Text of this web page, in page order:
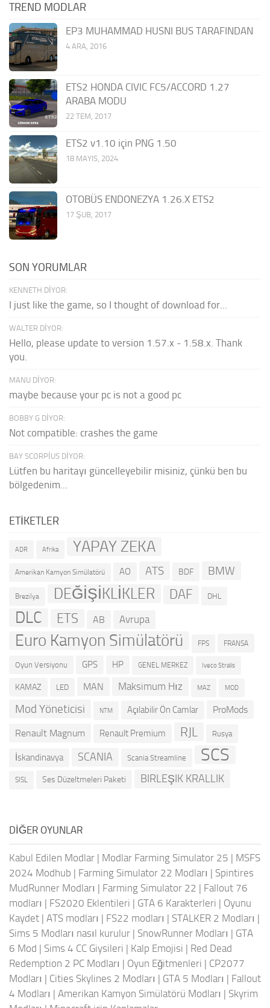
TREND MODLAR
EP3 MUHAMMAD HUSNI BUS TARAFINDAN
4 ARA, 2016
ETS2 HONDA CIVIC FC5/ACCORD 1.27
ARABA MODU
22 TEM, 2017
ETS2 v1.10 için PNG 1.50
18 MAYIS, 2024
OTOBÜS ENDONEZYA 1.26.X ETS2
17 ŞUB, 2017
SON YORUMLAR
KENNETH DIYOR:
I just like the game, so I thought of download for...
WALTER DIYOR:
Hello, please update to version 1.57.x - 1.58.x. Thank
you.
MANU DIYOR:
maybe because your pc is not a good pc
BOBBY G DIYOR:
Not compatible: crashes the game
BAY SCORPIUS DIYOR:
Lütfen bu haritayı güncelleyebilir misiniz, çünkü ben bu
bölgedenim...
ETIKETLER
ADR Afrika YAPAY ZEKA
Amerikan Kamyon Simülatörü AO ATS BDF BMW
Brezilya DEĞİŞİKLİKLER DAF DHL
DLC ETS AB Avrupa
Euro Kamyon Simülatörü FPS FRANSA
Oyun Versiyonu GPS HP GENEL MERKEZ Iveco Stralis
KAMAZ LED MAN Maksimum Hız MAZ MOD
Mod Yöneticisi NTM Açılabilir Ön Camlar ProMods
Renault Magnum Renault Premium RJL Rusya
İskandinavya SCANIA Scania Streamline SCS
SISL Ses Düzeltmeleri Paketi BIRLEŞIK KRALLIK
DIĞER OYUNLAR
Kabul Edilen Modlar | Modlar Farming Simulator 25 | MSFS
2024 Modhub | Farming Simulator 22 Modları | Spintires
MudRunner Modları | Farming Simulator 22 | Fallout 76
modları | FS2020 Eklentileri | GTA 6 Karakterleri | Oyunu
Kaydet | ATS modları | FS22 modları | STALKER 2 Modları |
Sims 5 Modları nasıl kurulur | SnowRunner Modları | GTA
6 Mod | Sims 4 CC Giysileri | Kalp Emojisi | Red Dead
Redemption 2 PC Modları | Oyun Eğitmenleri | CP2077
Modları | Cities Skylines 2 Modları | GTA 5 Modları | Fallout
4 Modları | Amerikan Kamyon Simülatörü Modları | Skyrim